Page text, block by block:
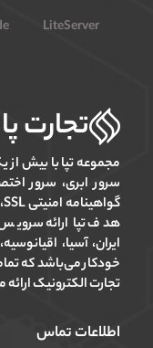
LiteServer
تجارت
مجموعه تپا با بیش
سرور ابری، سرور
هدف تپا ارائه
ایران، آسیا،
خودکار می‌باشد که
تجارت الکترونیک
اطلاعات تماس